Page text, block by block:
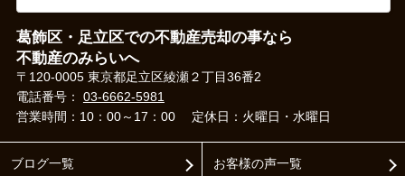
葛飾区・足立区での不動産売却の事なら
不動産のみらいへ
〒120-0005 東京都足立区綾瀬２丁目36番2
電話番号： 03-6662-5981
営業時間：10：00～17：00
定休日：火曜日・水曜日
ブログ一覧 お客様の声一覧